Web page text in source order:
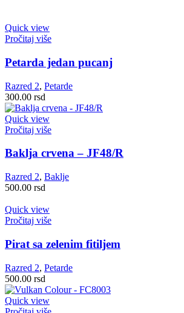
Quick view
Pročitaj više
Petarda jedan pucanj
Razred 2, Petarde
300.00 rsd
Quick view
Pročitaj više
Baklja crvena – JF48/R
Razred 2, Baklje
500.00 rsd
Quick view
Pročitaj više
Pirat sa zelenim fitiljem
Razred 2, Petarde
500.00 rsd
Quick view